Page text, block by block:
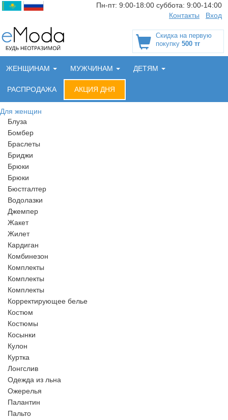
Пн-пт: 9:00-18:00 суббота: 9:00-14:00
Контакты
Вход
Скидка на первую
покупку 500 тг
ЖЕНЩИНАМ МУЖЧИНАМ ДЕТЯМ
РАСПРОДАЖА АКЦИЯ ДНЯ
Для женщин
Блуза
Бомбер
Браслеты
Бриджи
Брюки
Брюки
Бюстгалтер
Водолазки
Джемпер
Жакет
Жилет
Кардиган
Комбинезон
Комплекты
Комплекты
Комплекты
Корректирующее белье
Костюм
Костюмы
Косынки
Кулон
Куртка
Лонгслив
Одежда из льна
Ожерелья
Палантин
Пальто